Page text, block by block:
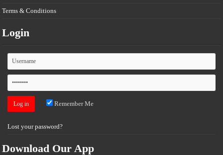
Terms & Conditions
Login
Remember Me
Lost your password?
Download Our App